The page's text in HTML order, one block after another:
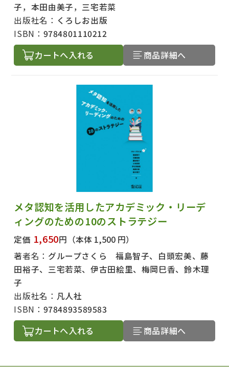
子，本田由美子，三宅若菜
出版社名： くろしお出版
ISBN： 9784801110212
カートへ入れる 商品詳細へ
メタ認知を活用したアカデミック・リーデ
ィングのための10のストラテジー
定価 1,650円 （本体 1,500 円）
著者名： グループさくら 福島智子、白頭宏美、藤
田裕子、三宅若菜、伊古田絵里、梅岡巳香、鈴木理
子
出版社名： 凡人社
ISBN： 9784893589583
カートへ入れる 商品詳細へ